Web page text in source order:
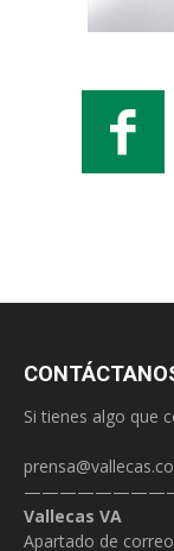
Si tienes algo que
Vallecas VA
Apartado de